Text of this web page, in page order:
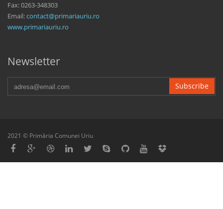
Fax: 0263-348303
Email:contact@primariauriu.ro
www.primariauriu.ro
Newsletter
Subscribe
2021 © Primăria Comunei Uriu